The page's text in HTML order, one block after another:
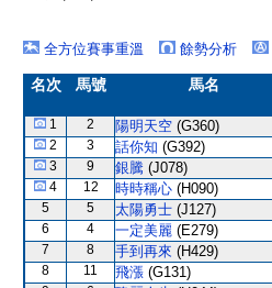
全方位賽事重溫
餘勢分析
名次 馬號 馬名
1 2 陽明天空 (G360)
2
3 話你知 (G392)
3
9 銀騰 (J078)
4
12 時時稱心 (H090)
5
5 太陽勇士 (J127)
6
4 一定美麗 (E279)
7
8 手到再來 (H429)
8
11 飛漲 (G131)